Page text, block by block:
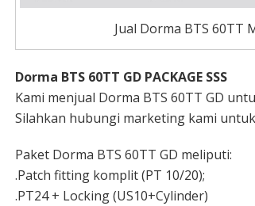
Jual Dorma BTS 60TT
Dorma BTS 60TT GD PACKAGE SSS
Kami menjual Dorma BTS 60TT GD
Silahkan hubungi marketing kami
Paket Dorma BTS 60TT GD meliputi:
.Patch fitting komplit (PT 10/20);
.PT24 + Locking (US10+Cylinder)